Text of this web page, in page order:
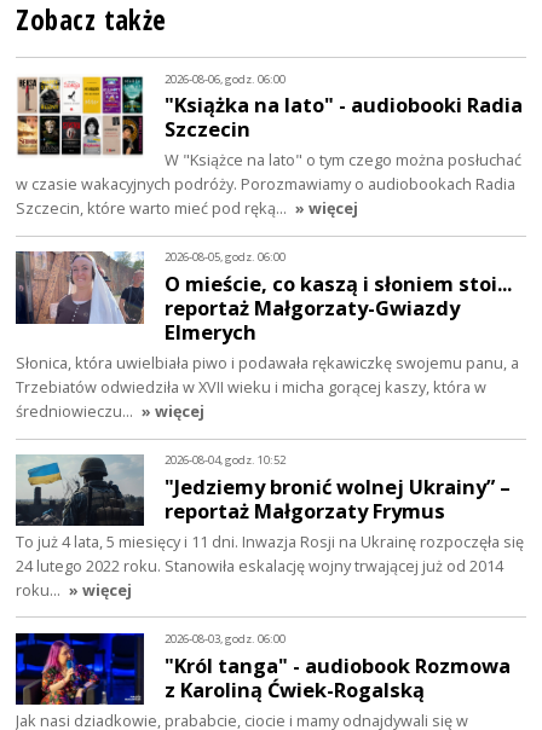
Zobacz także
2026-08-06, godz. 06:00
"Książka na lato" - audiobooki Radia
Szczecin
W "Książce na lato" o tym czego można posłuchać
w czasie wakacyjnych podróży. Porozmawiamy o audiobookach Radia
Szczecin, które warto mieć pod ręką… » więcej
2026-08-05, godz. 06:00
O mieście, co kaszą i słoniem stoi...
reportaż Małgorzaty-Gwiazdy
Elmerych
Słonica, która uwielbiała piwo i podawała rękawiczkę swojemu panu, a
Trzebiatów odwiedziła w XVII wieku i micha gorącej kaszy, która w
średniowieczu… » więcej
2026-08-04, godz. 10:52
"Jedziemy bronić wolnej Ukrainy” –
reportaż Małgorzaty Frymus
To już 4 lata, 5 miesięcy i 11 dni. Inwazja Rosji na Ukrainę rozpoczęła się
24 lutego 2022 roku. Stanowiła eskalację wojny trwającej już od 2014
roku… » więcej
2026-08-03, godz. 06:00
"Król tanga" - audiobook Rozmowa
z Karoliną Ćwiek-Rogalską
Jak nasi dziadkowie, prababcie, ciocie i mamy odnajdywali się w